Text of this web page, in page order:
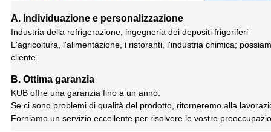
A. Individuazione e personalizzazione
Industria della refrigerazione, ingegneria dei depositi frigoriferi
L'agricoltura, l'alimentazione, i ristoranti, l'industria chimica;
cliente.
B. Ottima garanzia
KUB offre una garanzia fino a un anno.
Se ci sono problemi di qualità del prodotto, ritorneremo alla
Forniamo un servizio eccellente per risolvere le vostre